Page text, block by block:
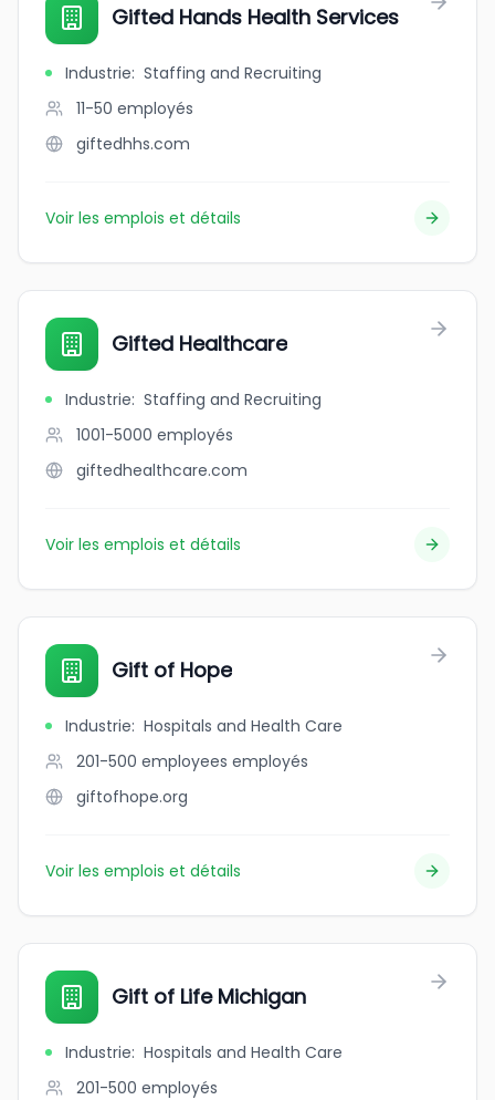
Gifted Hands Health Services
Industrie: Staffing and Recruiting
11-50 employés
giftedhhs.com
Voir les emplois et détails
Gifted Healthcare
Industrie: Staffing and Recruiting
1001-5000 employés
giftedhealthcare.com
Voir les emplois et détails
Gift of Hope
Industrie: Hospitals and Health Care
201-500 employees employés
giftofhope.org
Voir les emplois et détails
Gift of Life Michigan
Industrie: Hospitals and Health Care
201-500 employés